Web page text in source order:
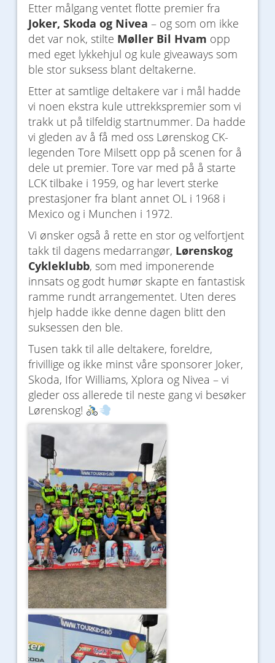
Etter målgang ventet flotte premier fra
Joker, Skoda og Nivea – og som om ikke
det var nok, stilte Møller Bil Hvam opp
med eget lykkehjul og kule giveaways som
ble stor suksess blant deltakerne.
Etter at samtlige deltakere var i mål hadde
vi noen ekstra kule uttrekkspremier som vi
trakk ut på tilfeldig startnummer. Da hadde
vi gleden av å få med oss Lørenskog CK-
legenden Tore Milsett opp på scenen for å
dele ut premier. Tore var med på å starte
LCK tilbake i 1959, og har levert sterke
prestasjoner fra blant annet OL i 1968 i
Mexico og i Munchen i 1972.
Vi ønsker også å rette en stor og velfortjent
takk til dagens medarrangør, Lørenskog
Cykleklubb, som med imponerende
innsats og godt humør skapte en fantastisk
ramme rundt arrangementet. Uten deres
hjelp hadde ikke denne dagen blitt den
suksessen den ble.
Tusen takk til alle deltakere, foreldre,
frivillige og ikke minst våre sponsorer Joker,
Skoda, Ifor Williams, Xplora og Nivea – vi
gleder oss allerede til neste gang vi besøker
Lørenskog!